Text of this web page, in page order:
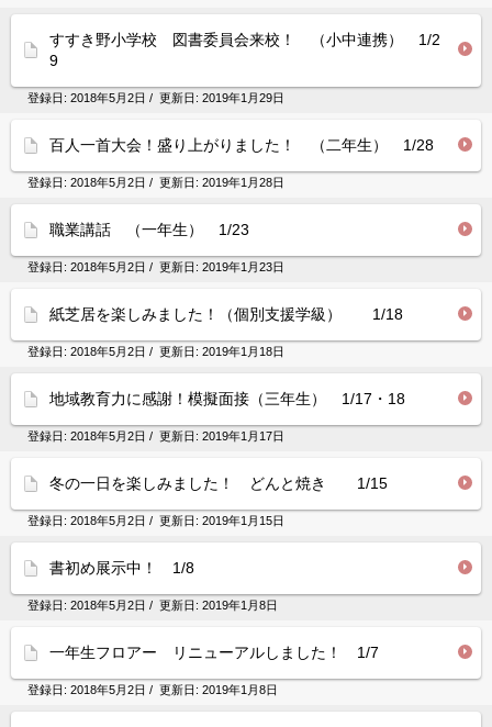
すすき野小学校 図書委員会来校！ （小中連携） 1/2
9
登録日: 2018年5月2日 / 更新日: 2019年1月29日
百人一首大会！盛り上がりました！ （二年生） 1/28
登録日: 2018年5月2日 / 更新日: 2019年1月28日
職業講話 （一年生） 1/23
登録日: 2018年5月2日 / 更新日: 2019年1月23日
紙芝居を楽しみました！（個別支援学級） 1/18
登録日: 2018年5月2日 / 更新日: 2019年1月18日
地域教育力に感謝！模擬面接（三年生） 1/17・18
登録日: 2018年5月2日 / 更新日: 2019年1月17日
冬の一日を楽しみました！ どんと焼き 1/15
登録日: 2018年5月2日 / 更新日: 2019年1月15日
書初め展示中！ 1/8
登録日: 2018年5月2日 / 更新日: 2019年1月8日
一年生フロアー リニューアルしました！ 1/7
登録日: 2018年5月2日 / 更新日: 2019年1月8日